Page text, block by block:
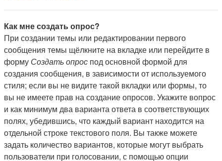
Как мне создать опрос?
При создании темы или редактировании первого
сообщения темы щёлкните на вкладке или перейдите в
форму Создать опрос под основной формой для
создания сообщения, в зависимости от используемого
стиля; если вы не видите такой вкладки или формы, то
вы не имеете прав на создание опросов. Укажите вопрос
и как минимум два варианта ответа в соответствующих
полях, убедившись, что каждый вариант находится на
отдельной строке текстового поля. Вы также можете
задать количество вариантов, которые могут выбрать
пользователи при голосовании, с помощью опции